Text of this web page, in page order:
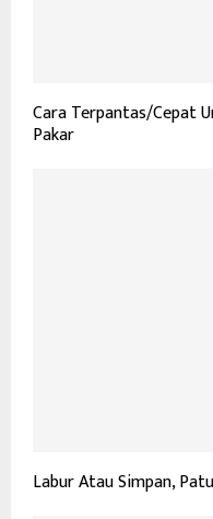
Cara Terpantas/Cepat
Pakar
Labur Atau Simpan,